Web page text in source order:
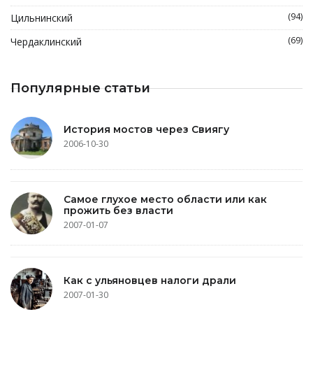
Цильнинский (94)
Чердаклинский (69)
Популярные статьи
История мостов через Свиягу
2006-10-30
Самое глухое место области или как
прожить без власти
2007-01-07
Как с ульяновцев налоги драли
2007-01-30